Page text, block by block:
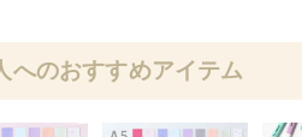
へのおすすめアイテム